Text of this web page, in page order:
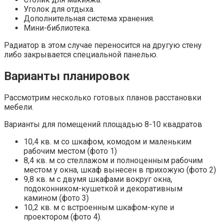
Уголок для отдыха.
Дополнительная система хранения.
Мини-библиотека.
Радиатор в этом случае переносится на другую стену
либо закрывается специальной панелью.
Варианты планировок
Рассмотрим несколько готовых планов расстановки
мебели.
Варианты для помещений площадью 8-10 квадратов
10,4 кв. м со шкафом, комодом и маленьким
рабочим местом (фото 1)
8,4 кв. м со стеллажом и полноценным рабочим
местом у окна, шкаф вынесен в прихожую (фото 2)
9,8 кв. м с двумя шкафами вокруг окна,
подоконником-кушеткой и декоративным
камином (фото 3)
10,2 кв. м с встроенным шкафом-купе и
проектором (фото 4).